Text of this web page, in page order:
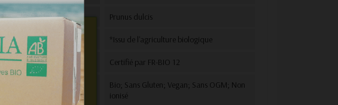
Nom botanique Prunus dulcis
Mode de production *Issu de l'agriculture biologique
Certification Certifié par FR-BIO 12
Bio; Sans Gluten; Vegan; Sans OGM; Non
ionisé